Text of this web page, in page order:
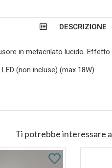
DESCRIZIONE
in metacrilato lucido. Effetto
(non incluse) (max 18W)
Ti potrebbe interessare